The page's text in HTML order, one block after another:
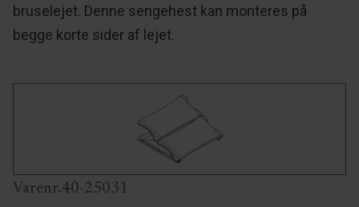
bruselejet. Denne sengehest kan monteres på
begge korte sider af lejet.
Varenr.40-25031